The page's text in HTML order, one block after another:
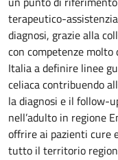
terapeutico-
diagnosi, grazie alla
con competenze
Italia a definire linee
celiaca contribuendo
la diagnosi e il follow-
nell’adulto in regione
offrire ai pazienti cure
tutto il territorio